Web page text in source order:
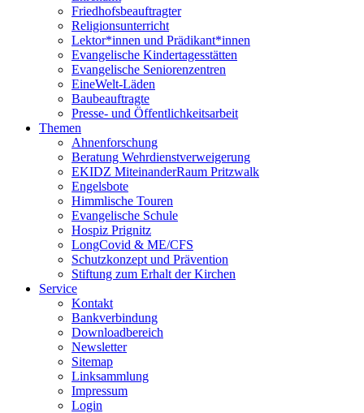
Friedhofsbeauftragter
Religionsunterricht
Lektor*innen und Prädikant*innen
Evangelische Kindertagesstätten
Evangelische Seniorenzentren
EineWelt-Läden
Baubeauftragte
Presse- und Öffentlichkeitsarbeit
Themen
Ahnenforschung
Beratung Wehrdienstverweigerung
EKIDZ MiteinanderRaum Pritzwalk
Engelsbote
Himmlische Touren
Evangelische Schule
Hospiz Prignitz
LongCovid & ME/CFS
Schutzkonzept und Prävention
Stiftung zum Erhalt der Kirchen
Service
Kontakt
Bankverbindung
Downloadbereich
Newsletter
Sitemap
Linksammlung
Impressum
Login